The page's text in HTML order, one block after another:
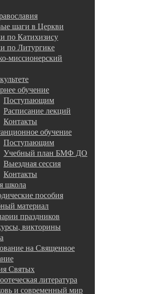
шаги в Церкви
по Катихизису
по Литургике
миссионерский
обучение
Поступающим
Расписание лекций
Контакты
обучение
Поступающим
Учебный план БМФ ДО
Выездная сессия
Контакты
школа
пособия
материал
праздников
викторины
на Священное
Святых
литература
и современный мир